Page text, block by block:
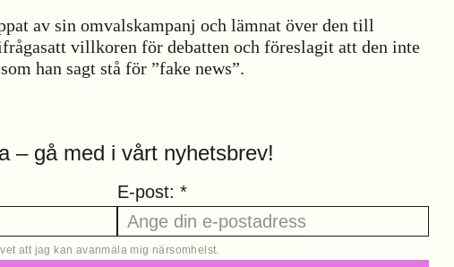
av sin omvalskampanj och lämnat över den till
villkoren för debatten och föreslagit att den inte
han sagt stå för ”fake news”.
– gå med i vårt nyhetsbrev!
E-post: *
att jag kan avanmäla mig närsomhelst.